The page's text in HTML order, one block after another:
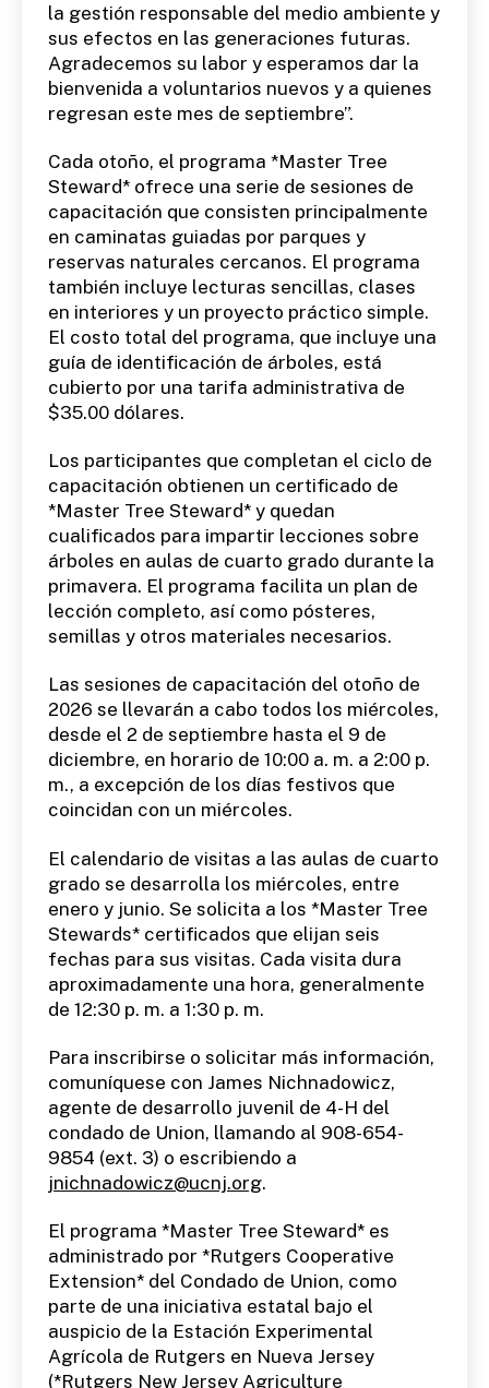
la gestión responsable del medio ambiente y
sus efectos en las generaciones futuras.
Agradecemos su labor y esperamos dar la
bienvenida a voluntarios nuevos y a quienes
regresan este mes de septiembre”.
Cada otoño, el programa *Master Tree
Steward* ofrece una serie de sesiones de
capacitación que consisten principalmente
en caminatas guiadas por parques y
reservas naturales cercanos. El programa
también incluye lecturas sencillas, clases
en interiores y un proyecto práctico simple.
El costo total del programa, que incluye una
guía de identificación de árboles, está
cubierto por una tarifa administrativa de
$35.00 dólares.
Los participantes que completan el ciclo de
capacitación obtienen un certificado de
*Master Tree Steward* y quedan
cualificados para impartir lecciones sobre
árboles en aulas de cuarto grado durante la
primavera. El programa facilita un plan de
lección completo, así como pósteres,
semillas y otros materiales necesarios.
Las sesiones de capacitación del otoño de
2026 se llevarán a cabo todos los miércoles,
desde el 2 de septiembre hasta el 9 de
diciembre, en horario de 10:00 a. m. a 2:00 p.
m., a excepción de los días festivos que
coincidan con un miércoles.
El calendario de visitas a las aulas de cuarto
grado se desarrolla los miércoles, entre
enero y junio. Se solicita a los *Master Tree
Stewards* certificados que elijan seis
fechas para sus visitas. Cada visita dura
aproximadamente una hora, generalmente
de 12:30 p. m. a 1:30 p. m.
Para inscribirse o solicitar más información,
comuníquese con James Nichnadowicz,
agente de desarrollo juvenil de 4-H del
condado de Union, llamando al 908-654-
9854 (ext. 3) o escribiendo a
jnichnadowicz@ucnj.org.
El programa *Master Tree Steward* es
administrado por *Rutgers Cooperative
Extension* del Condado de Union, como
parte de una iniciativa estatal bajo el
auspicio de la Estación Experimental
Agrícola de Rutgers en Nueva Jersey
(*Rutgers New Jersey Agriculture